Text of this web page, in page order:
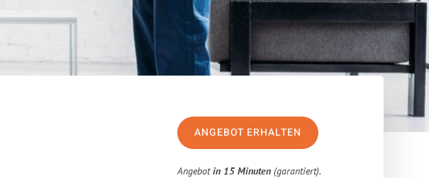
ANGEBOT ERHALTEN
Angebotin 15 Minuten (garantiert).